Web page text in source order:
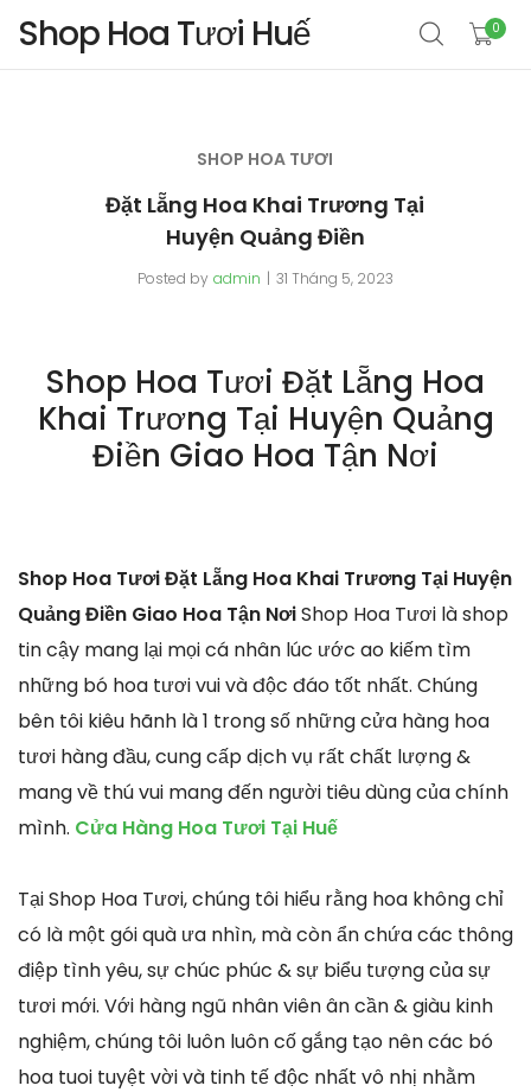
Shop Hoa Tươi Huế 0
SHOP HOA TƯƠI
Đặt Lẵng Hoa Khai Trương Tại
Huyện Quảng Điền
Posted by admin 31 Tháng 5, 2023
Shop Hoa Tươi Đặt Lẵng Hoa
Khai Trương Tại Huyện Quảng
Điền Giao Hoa Tận Nơi
Shop Hoa Tươi Đặt Lẵng Hoa Khai Trương Tại Huyện
Quảng Điền Giao Hoa Tận NơiShop Hoa Tươi là shop
tin cậy mang lại mọi cá nhân lúc ước ao kiếm tìm
những bó hoa tươi vui và độc đáo tốt nhất. Chúng
bên tôi kiêu hãnh là 1 trong số những cửa hàng hoa
tươi hàng đầu, cung cấp dịch vụ rất chất lượng &
mang về thú vui mang đến người tiêu dùng của chính
mình. Cửa Hàng Hoa Tươi Tại Huế
Tại Shop Hoa Tươi, chúng tôi hiểu rằng hoa không chỉ
có là một gói quà ưa nhìn, mà còn ẩn chứa các thông
điệp tình yêu, sự chúc phúc & sự biểu tượng của sự
tươi mới. Với hàng ngũ nhân viên ân cần & giàu kinh
nghiệm, chúng tôi luôn luôn cố gắng tạo nên các bó
hoa tuoi tuyệt vời và tinh tế độc nhất vô nhị nhằm